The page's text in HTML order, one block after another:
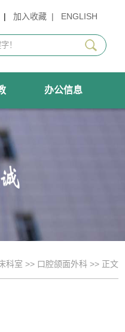
| 加入收藏 | ENGLISH
办公信息
科室 >> 口腔颌面外科 >> 正文